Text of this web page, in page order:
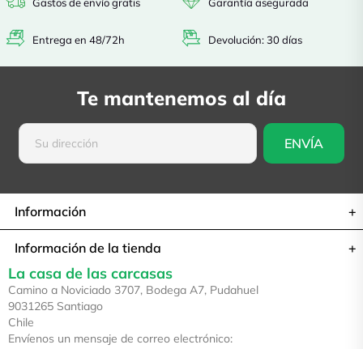
Entrega en 48/72h Devolución: 30 días
Te mantenemos al día
Información
Información de la tienda
La casa de las carcasas
Camino a Noviciado 3707, Bodega A7, Pudahuel
9031265 Santiago
Chile
Envíenos un mensaje de correo electrónico: